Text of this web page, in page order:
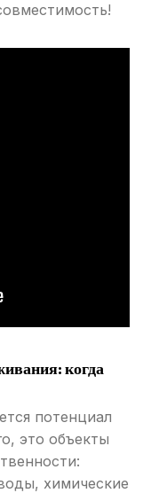
когда
потенциал
это объекты
химические